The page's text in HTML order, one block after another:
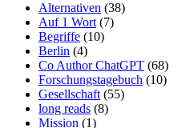
Alternativen (38)
Auf 1 Wort (7)
Begriffe (10)
Berlin (4)
Co Author ChatGPT (68)
Forschungstagebuch (10)
Gesellschaft (55)
long reads (8)
Mission (1)